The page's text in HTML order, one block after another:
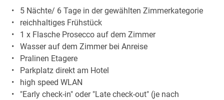
5 Nächte/ 6 Tage in der gewählten Zimmerkategorie
reichhaltiges Frühstück
1 x Flasche Prosecco auf dem Zimmer
Wasser auf dem Zimmer bei Anreise
Pralinen Etagere
Parkplatz direkt am Hotel
high speed WLAN
"Early check-in" oder "Late check-out" (je nach